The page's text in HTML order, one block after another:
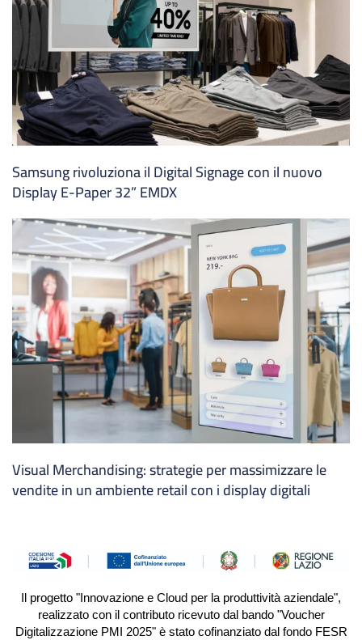
Samsung rivoluziona il Digital Signage con il nuovo
Display E-Paper 32” EMDX
Visual Merchandising: strategie per massimizzare le
vendite in un ambiente retail con i display digitali
Il progetto "Innovazione e Cloud per la produttività aziendale",
realizzato con il contributo ricevuto dal bando "Voucher
Digitalizzazione PMI 2025" è stato cofinanziato dal fondo FESR